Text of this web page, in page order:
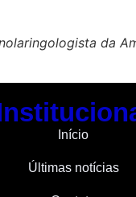
da
Início
Últimas notícias